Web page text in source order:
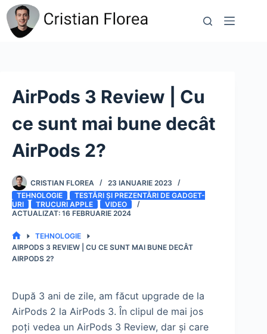
Sari
la
conținut
AirPods 3 Review | Cu
ce sunt mai bune decât
AirPods 2?
CRISTIAN FLOREA
23 IANUARIE 2023
TEHNOLOGIE
TESTĂRI ȘI PREZENTĂRI DE GADGET-
URI
TRUCURI APPLE
VIDEO
16 FEBRUARIE 2024
PRIMA
PAGINĂ
TEHNOLOGIE
AIRPODS 3 REVIEW | CU CE SUNT MAI BUNE DECÂT
AIRPODS 2?
După 3 ani de zile, am făcut upgrade de la
AirPods 2 la AirPods 3. În clipul de mai jos
poți vedea un AirPods 3 Review, dar și care